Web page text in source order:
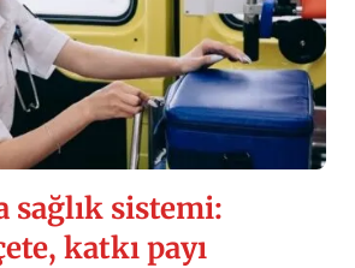
sağlık sistemi:
katkı payı